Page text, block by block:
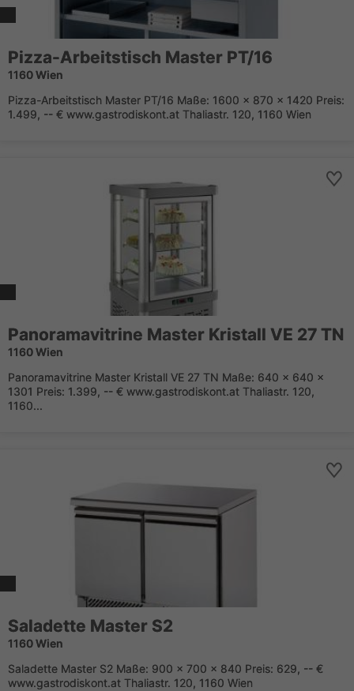
Pizza-Arbeitstisch Master PT/16
1160 Wien
Pizza-Arbeitstisch Master PT/16 Maße: 1600 x 870 x 1420 Preis:
1.499, -- € www.gastrodiskont.at Thaliastr. 120, 1160 Wien
Panoramavitrine Master Kristall VE 27 TN
1160 Wien
Panoramavitrine Master Kristall VE 27 TN Maße: 640 x 640 x
1301 Preis: 1.399, -- € www.gastrodiskont.at Thaliastr. 120,
1160...
Saladette Master S2
1160 Wien
Saladette Master S2 Maße: 900 x 700 x 840 Preis: 629, -- €
www.gastrodiskont.at Thaliastr. 120, 1160 Wien